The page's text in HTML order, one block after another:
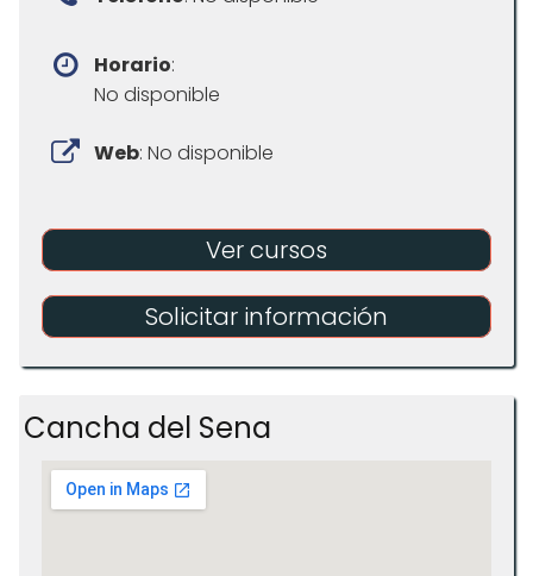
Horario:
No disponible
Web: No disponible
Ver cursos
Solicitar información
Cancha del Sena